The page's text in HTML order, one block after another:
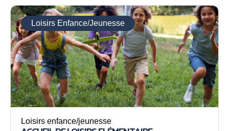
Loisirs Enfance/Jeunesse
Loisirs enfance/jeunesse